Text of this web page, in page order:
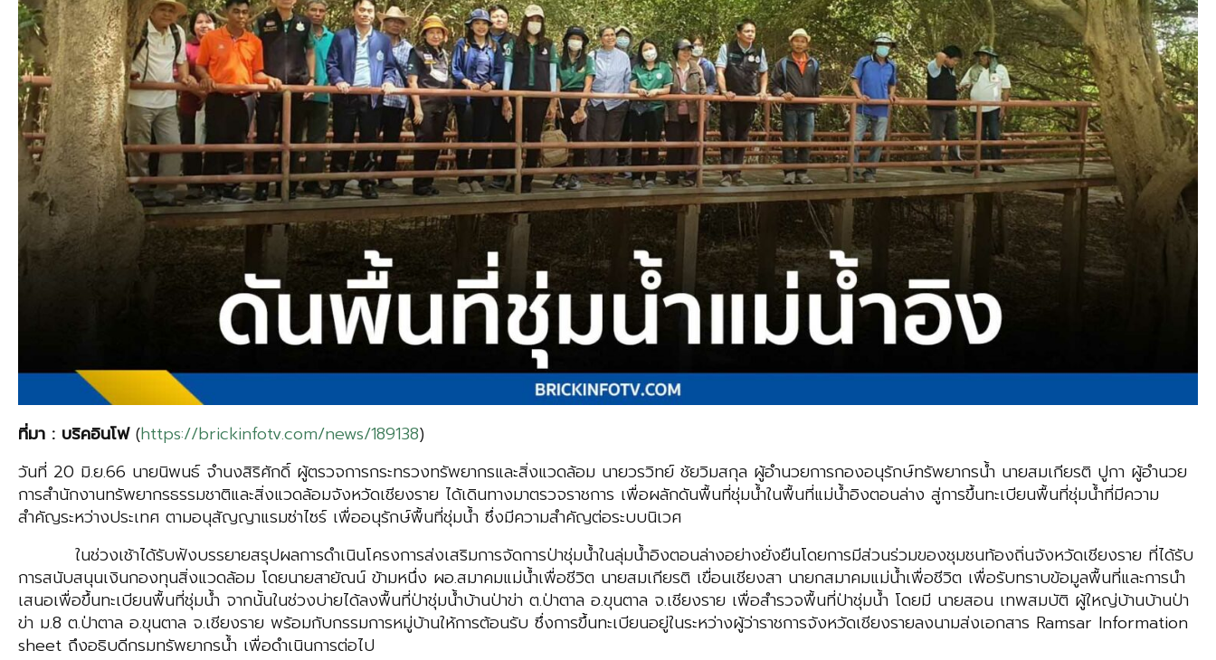
ที่มา : บริคอินโฟ(https://brickinfotv.com/news/189138)
วันที่ 20 มิ.ย.66 นายนิพนธ์ จำนงสิริศักดิ์ ผู้ตรวจการกระทรวงทรัพยากรและสิ่งแวดล้อม นายวรวิทย์ ชัยวิมสกุล ผู้อำนวยการกองอนุรักษ์ทรัพยากรน้ำ นายสมเกียรติ ปูกา ผู้อำนวย
การสำนักงานทรัพยากรธรรมชาติและสิ่งแวดล้อมจังหวัดเชียงราย ได้เดินทางมาตรวจราชการ เพื่อผลักดันพื้นที่ชุ่มน้ำในพื้นที่แม่น้ำอิงตอนล่าง สู่การขึ้นทะเบียนพื้นที่ชุ่มน้ำที่มีความ
สำคัญระหว่างประเทศ ตามอนุสัญญาแรมซ่าไซร์ เพื่ออนุรักษ์พื้นที่ชุ่มน้ำ ซึ่งมีความสำคัญต่อระบบนิเวศ
ในช่วงเช้าได้รับฟังบรรยายสรุปผลการดำเนินโครงการส่งเสริมการจัดการป่าชุ่มน้ำในลุ่มน้ำอิงตอนล่างอย่างยั่งยืนโดยการมีส่วนร่วมของชุมชนท้องถิ่นจังหวัดเชียงราย ที่ได้รับ
การสนับสนุนเงินกองทุนสิ่งแวดล้อม โดยนายสายัณน์ ข้ามหนึ่ง ผอ.สมาคมแม่น้ำเพื่อชีวิต นายสมเกียรติ เขื่อนเชียงสา นายกสมาคมแม่น้ำเพื่อชีวิต เพื่อรับทราบข้อมูลพื้นที่และการนำ
เสนอเพื่อขึ้นทะเบียนพื้นที่ชุ่มน้ำ จากนั้นในช่วงบ่ายได้ลงพื้นที่ป่าชุ่มน้ำบ้านป่าข่า ต.ป่าตาล อ.ขุนตาล จ.เชียงราย เพื่อสำรวจพื้นที่ป่าชุ่มน้ำ โดยมี นายสอน เทพสมบัติ ผู้ใหญ่บ้านบ้านป่า
ข่า ม.8 ต.ป่าตาล อ.ขุนตาล จ.เชียงราย พร้อมกับกรรมการหมู่บ้านให้การต้อนรับ ซึ่งการขึ้นทะเบียนอยู่ในระหว่างผู้ว่าราชการจังหวัดเชียงรายลงนามส่งเอกสาร Ramsar Information
sheet ถึงอธิบดีกรมทรัพยากรน้ำ เพื่อดำเนินการต่อไป